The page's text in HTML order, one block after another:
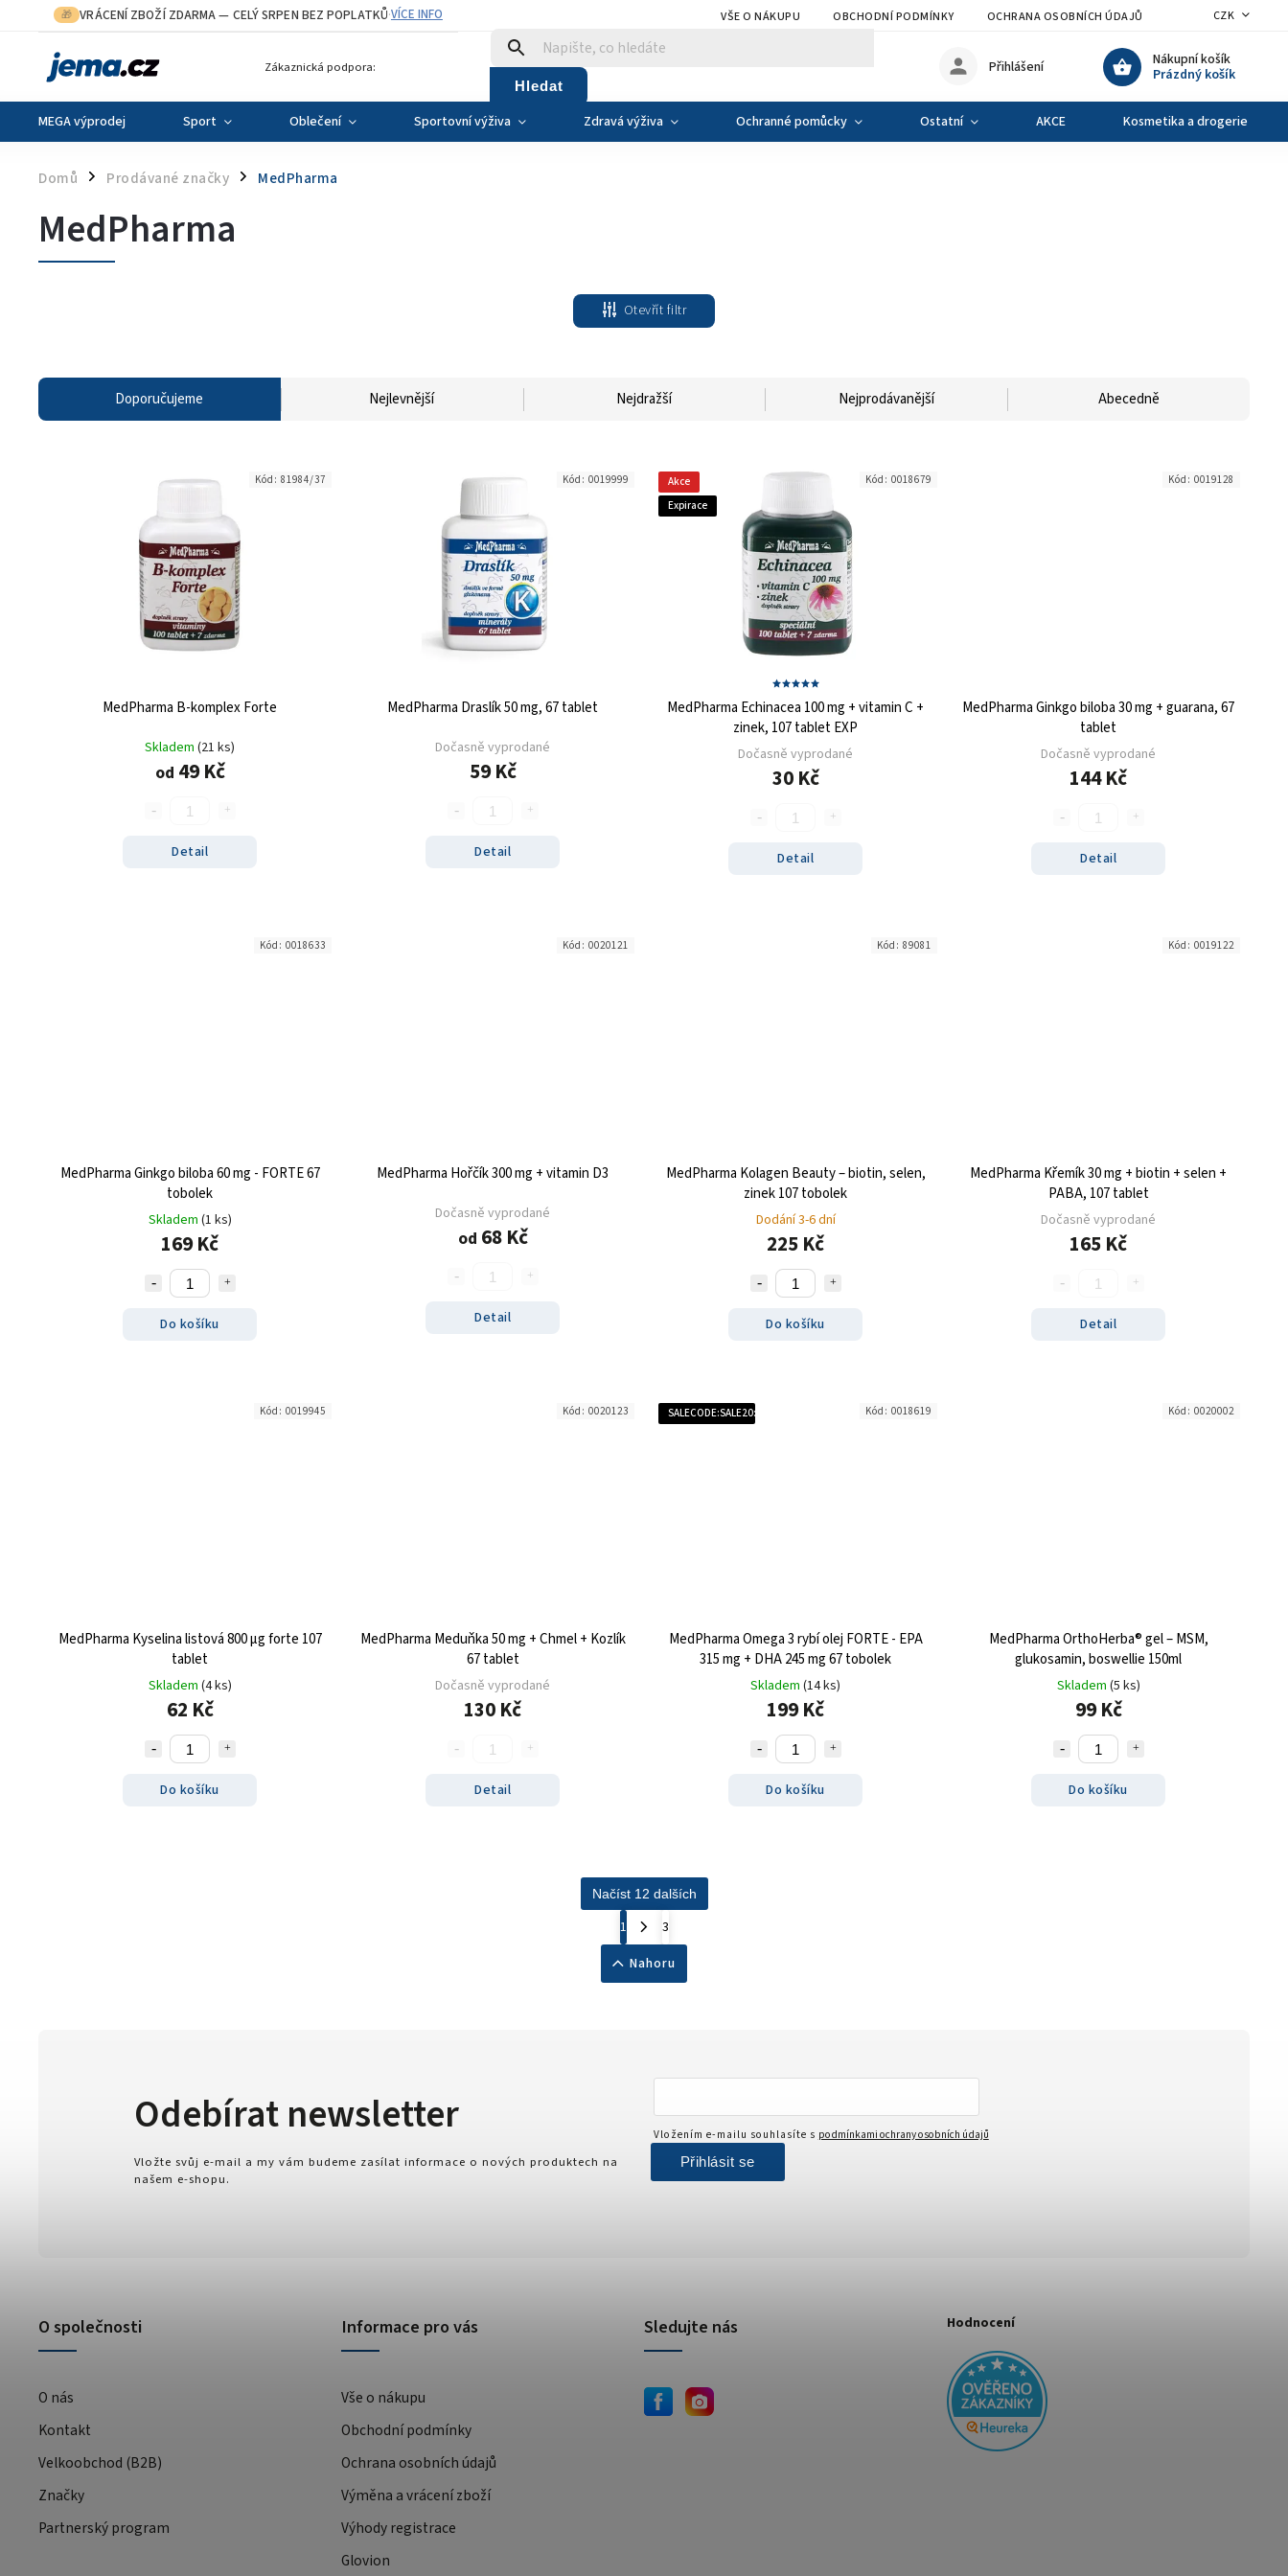
🎁 VRÁCENÍ ZBOŽÍ ZDARMA— CELÝ SRPEN BEZ POPLATKŮ·VÍCE INFO VŠE O NÁKUPU OBCHODNÍ PODMÍNKY OCHRANA OSOBNÍCH ÚDAJŮ VÝMĚNA A VRÁCENÍ
CZK
Zákaznická podpora:
Hledat
Nákupní košík
Prázdný košík
Přihlášení
MEGA výprodej Sport Oblečení Sportovní výživa Zdravá výživa Ochranné pomůcky Ostatní AKCE Kosmetika a drogerie
Domů / Prodávané značky / MedPharma
MedPharma
Otevřít filtr
Doporučujeme Nejlevnější Nejdražší Nejprodávanější Abecedně
MedPharma B-komplex Forte
Skladem (21 ks)
od 49 Kč
Detail
Kód: 81984/37
MedPharma Draslík 50 mg, 67 tablet
Dočasně vyprodané
59 Kč
Detail
Kód: 0019999
Akce
Expirace
MedPharma Echinacea 100 mg + vitamin C +
zinek, 107 tablet EXP
Dočasně vyprodané
30 Kč
Detail
Kód: 0018679
MedPharma Ginkgo biloba 30 mg + guarana, 67
tablet
Dočasně vyprodané
144 Kč
Detail
Kód: 0019128
MedPharma Ginkgo biloba 60 mg - FORTE 67
tobolek
Skladem (1 ks)
169 Kč
Do košíku
Kód: 0018633
MedPharma Hořčík 300 mg + vitamin D3
Dočasně vyprodané
od 68 Kč
Detail
Kód: 0020121
MedPharma Kolagen Beauty – biotin, selen,
zinek 107 tobolek
Dodání 3-6 dní
225 Kč
Do košíku
Kód: 89081
MedPharma Křemík 30 mg + biotin + selen +
PABA, 107 tablet
Dočasně vyprodané
165 Kč
Detail
Kód: 0019122
MedPharma Kyselina listová 800 µg forte 107
tablet
Skladem (4 ks)
62 Kč
Do košíku
Kód: 0019945
MedPharma Meduňka 50 mg + Chmel + Kozlík
67 tablet
Dočasně vyprodané
130 Kč
Detail
Kód: 0020123 SALECODE:SALE20:20:%
MedPharma Omega 3 rybí olej FORTE - EPA
315 mg + DHA 245 mg 67 tobolek
Skladem (14 ks)
199 Kč
Do košíku
Kód: 0018619
MedPharma OrthoHerba® gel – MSM,
glukosamin, boswellie 150ml
Skladem (5 ks)
99 Kč
Do košíku
Kód: 0020002
Načíst 12 dalších
1
3
Nahoru
O společnosti
O nás
Kontakt
Velkoobchod (B2B)
Značky
Partnerský program
Informace pro vás
Vše o nákupu
Obchodní podmínky
Ochrana osobních údajů
Výměna a vrácení zboží
Výhody registrace
Glovion
Odebírat newsletter
Vložte svůj e-mail a my vám budeme zasílat informace o nových produktech na
našem e-shopu.
Vložením e-mailu souhlasíte s podmínkami ochrany osobních údajů
Přihlásit se
Sledujte nás Hodnocení